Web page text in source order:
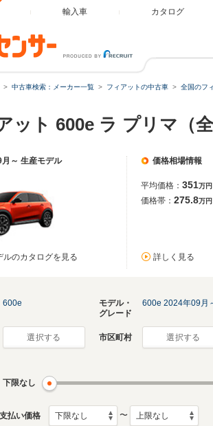
輸入車 カタログ
中古車検索：メーカー一覧 フィアットの中古車 全国のフ
ット 600e ラ プリマ（
～ 生産モデル
ルのカタログを見る
価格相場情報
平均価格： 351万円
価格帯： 275.8万円
詳しく見る
600e
モデル・
グレード
600e 2024年09月
選択する 市区町村 選択する
下限なし
払い価格 〜